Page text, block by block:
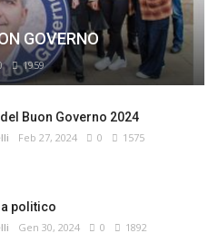
GOVERNO
1959
del Buon Governo 2024
Feb 27, 2024 0 1575
politico
Gen 30, 2024 0 1892